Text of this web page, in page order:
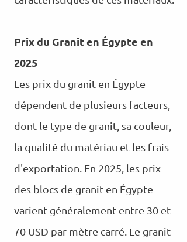
Prix du Granit en Égypte en
2025
Les prix du granit en Égypte
dépendent de plusieurs facteurs,
dont le type de granit, sa couleur,
la qualité du matériau et les frais
d'exportation. En 2025, les prix
des blocs de granit en Égypte
varient généralement entre 30 et
70 USD par mètre carré. Le granit